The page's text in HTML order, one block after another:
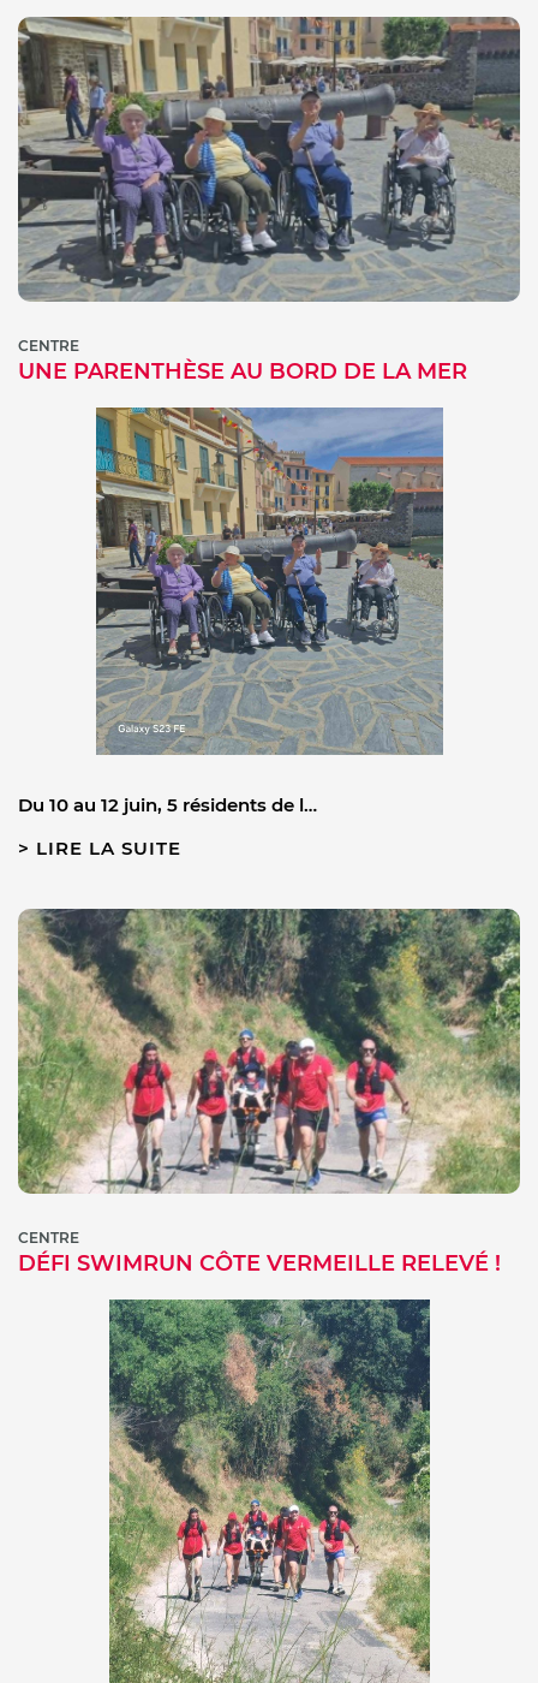
CENTRE
UNE PARENTHÈSE AU BORD DE LA MER
Du 10 au 12 juin, 5 résidents de l…
LIRE LA SUITE
CENTRE
DÉFI SWIMRUN CÔTE VERMEILLE RELEVÉ !